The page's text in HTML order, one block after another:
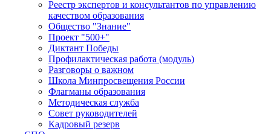
Реестр экспертов и консультантов по управлению
качеством образования
Общество "Знание"
Проект "500+"
Диктант Победы
Профилактическая работа (модуль)
Разговоры о важном
Школа Минпросвещения России
Флагманы образования
Методическая служба
Совет руководителей
Кадровый резерв